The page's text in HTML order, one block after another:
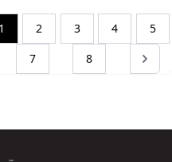
1 2 3 4
5
7 8